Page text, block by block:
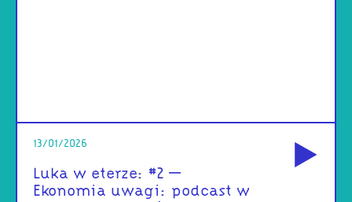
13/01/2026
Luka w eterze: #2 –
Ekonomia uwagi: podcast w